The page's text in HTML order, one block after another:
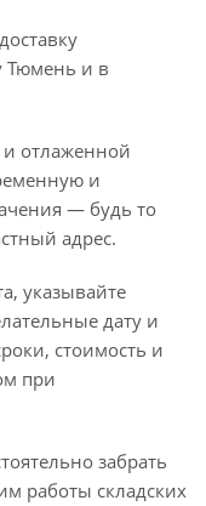
Тюмень и в
и отлаженной
и
— будь то
адрес.
указывайте
дату и
стоимость и
при
забрать
работы складских